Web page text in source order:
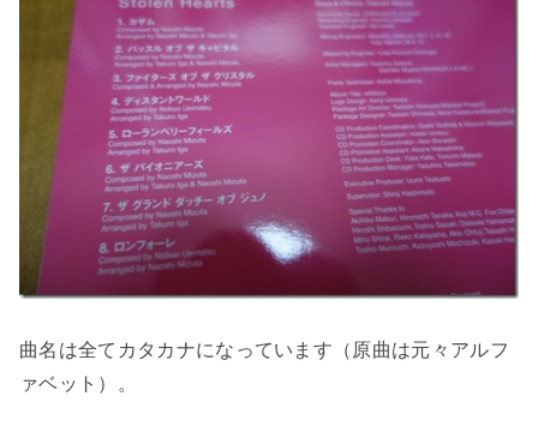
曲名は全てカタカナになっています（原曲は元々アルフ
ァベット）。